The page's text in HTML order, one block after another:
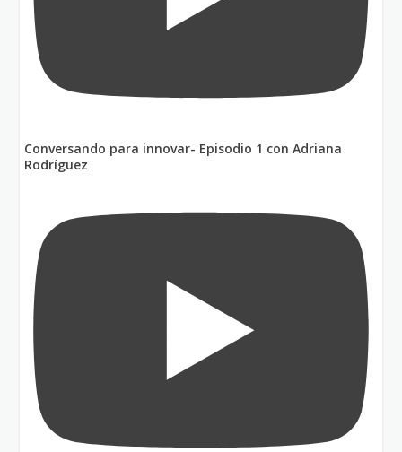
Conversando para innovar- Episodio 1 con Adriana
Rodríguez